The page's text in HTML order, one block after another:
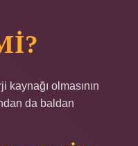
kaynağı olmasının
da baldan